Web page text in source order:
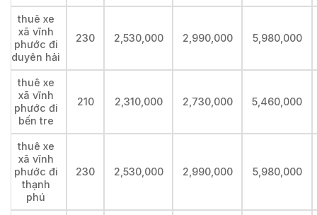
thuê xe
xã vĩnh
phước đi
duyên hải
230 2,530,000 2,990,000 5,980,000
thuê xe
xã vĩnh
phước đi
bến tre
210 2,310,000 2,730,000 5,460,000
thuê xe
xã vĩnh
phước đi
thạnh
phú
230 2,530,000 2,990,000 5,980,000